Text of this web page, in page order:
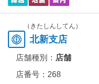
（きたしんしてん）
北新支店
店舗種別： 店舗
店番号：268